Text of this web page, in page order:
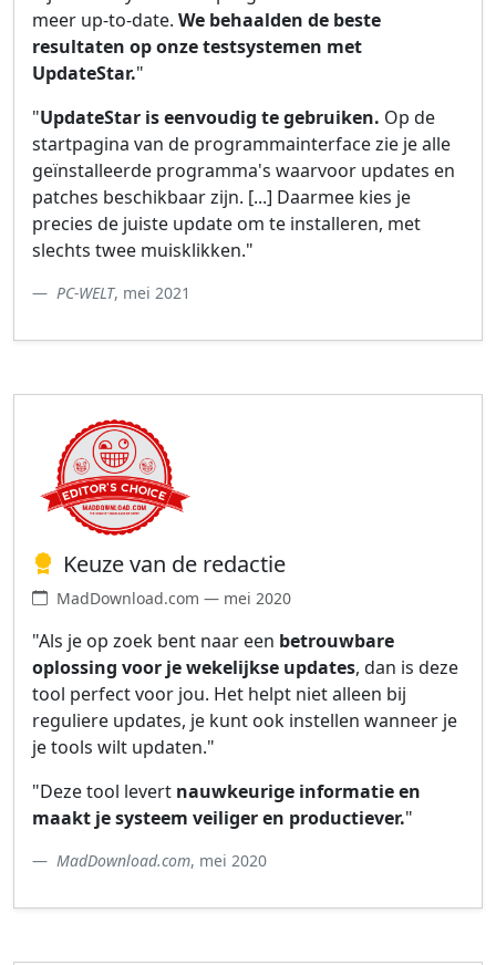
meer up-to-date. We behaalden de beste
resultaten op onze testsystemen met
UpdateStar."
"UpdateStar is eenvoudig te gebruiken. Op de
startpagina van de programmainterface zie je alle
geïnstalleerde programma's waarvoor updates en
patches beschikbaar zijn. [...] Daarmee kies je
precies de juiste update om te installeren, met
slechts twee muisklikken."
PC-WELT, mei 2021
Keuze van de redactie
MadDownload.com — mei 2020
"Als je op zoek bent naar een betrouwbare
oplossing voor je wekelijkse updates, dan is deze
tool perfect voor jou. Het helpt niet alleen bij
reguliere updates, je kunt ook instellen wanneer je
je tools wilt updaten."
"Deze tool levert nauwkeurige informatie en
maakt je systeem veiliger en productiever."
MadDownload.com, mei 2020